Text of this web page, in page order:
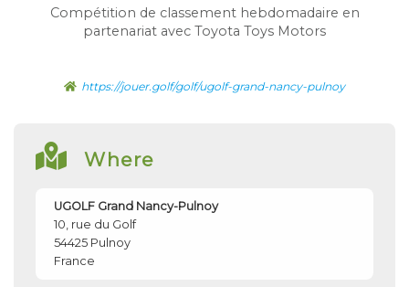
Compétition de classement hebdomadaire en
partenariat avec Toyota Toys Motors
https://jouer.golf/golf/ugolf-grand-nancy-pulnoy
Where
UGOLF Grand Nancy-Pulnoy
10, rue du Golf
54425 Pulnoy
France